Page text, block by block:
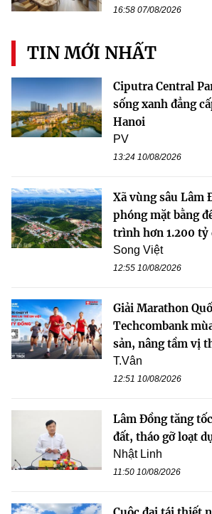
16:58 07/08/2026
TIN MỚI NHẤT
Ciputra Central
sống xanh đẳng
Hanoi
PV
13:24 10/08/2026
Xã vùng sâu Lâm
phóng mặt bằng
trình hơn 1.200 tỷ
Song Việt
12:55 10/08/2026
Giải Marathon
Techcombank
sản, nâng tầm vị
T.Vân
12:51 10/08/2026
Lâm Đồng tăng
đất, tháo gỡ loạt
Nhật Linh
11:50 10/08/2026